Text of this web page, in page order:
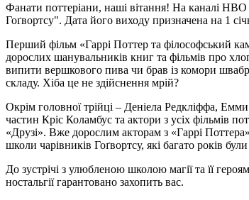
Фанати поттеріани, наші вітання! На каналі
Гоґвортсу". Дата його виходу призначена на 1
Перший фільм «Гаррі Поттер та філософський
дорослих шанувальників книг та фільмів про
випити вершкового пива чи брав із комори
складу. Хіба це не здійснення мрій?
Окрім головної трійці – Деніела Редкліффа,
частин Кріс Коламбус та актори з усіх фільмів
«Друзі». Вже дорослим акторам з «Гаррі
школи чарівників Гоґвортсу, які багато років
До зустрічі з улюбленою школою магії та її
ностальгії гарантовано захопить вас.